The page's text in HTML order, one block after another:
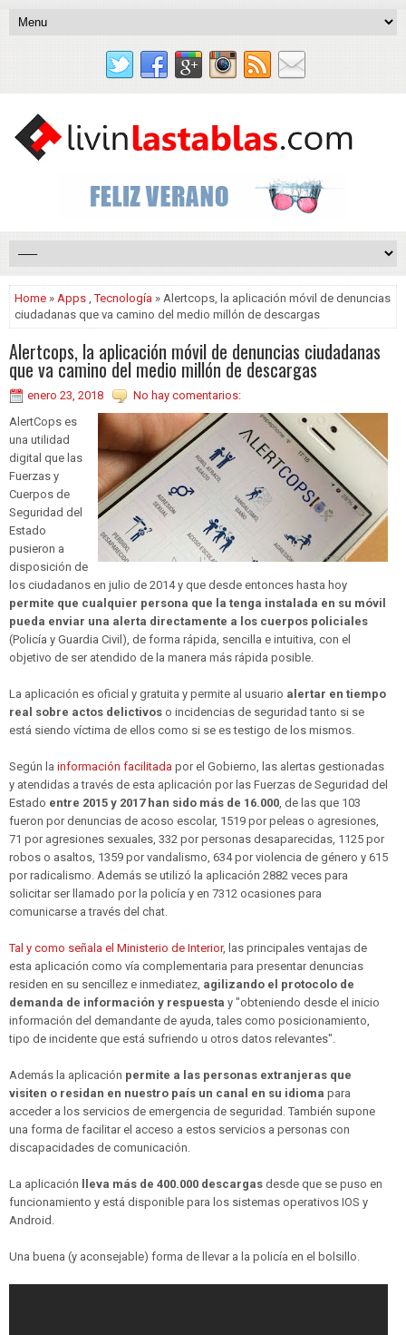
Home » Apps ,Tecnología » Alertcops, la aplicación móvil de denuncias
ciudadanas que va camino del medio millón de descargas
Alertcops, la aplicación móvil de denuncias ciudadanas
que va camino del medio millón de descargas
enero 23, 2018
No hay comentarios:
AlertCops es
una utilidad
digital que las
Fuerzas y
Cuerpos de
Seguridad del
Estado
pusieron a
disposición de
los ciudadanos en julio de 2014 y que desde entonces hasta hoy
permite que cualquier persona que la tenga instalada en su móvil
pueda enviar una alerta directamente a los cuerpos policiales
(Policía y Guardia Civil), de forma rápida, sencilla e intuitiva, con el
objetivo de ser atendido de la manera más rápida posible.
La aplicación es oficial y gratuita y permite al usuario alertar en tiempo
real sobre actos delictivos o incidencias de seguridad tanto si se
está siendo víctima de ellos como si se es testigo de los mismos.
Según la información facilitada por el Gobierno, las alertas gestionadas
y atendidas a través de esta aplicación por las Fuerzas de Seguridad del
Estado entre 2015 y 2017 han sido más de 16.000, de las que 103
fueron por denuncias de acoso escolar, 1519 por peleas o agresiones,
71 por agresiones sexuales, 332 por personas desaparecidas, 1125 por
robos o asaltos, 1359 por vandalismo, 634 por violencia de género y 615
por radicalismo. Además se utilizó la aplicación 2882 veces para
solicitar ser llamado por la policía y en 7312 ocasiones para
comunicarse a través del chat.
Tal y como señala el Ministerio de Interior, las principales ventajas de
esta aplicación como vía complementaria para presentar denuncias
residen en su sencillez e inmediatez, agilizando el protocolo de
demanda de información y respuesta y "obteniendo desde el inicio
información del demandante de ayuda, tales como posicionamiento,
tipo de incidente que está sufriendo u otros datos relevantes".
Además la aplicación permite a las personas extranjeras que
visiten o residan en nuestro país un canal en su idioma para
acceder a los servicios de emergencia de seguridad. También supone
una forma de facilitar el acceso a estos servicios a personas con
discapacidades de comunicación.
La aplicación lleva más de 400.000 descargas desde que se puso en
funcionamiento y está disponible para los sistemas operativos IOS y
Android.
Una buena (y aconsejable) forma de llevar a la policía en el bolsillo.